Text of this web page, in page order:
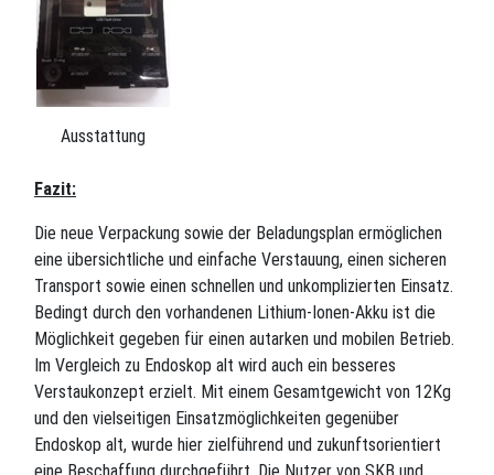
Ausstattung
Fazit:
Die neue Verpackung sowie der Beladungsplan ermöglichen
eine übersichtliche und einfache Verstauung, einen sicheren
Transport sowie einen schnellen und unkomplizierten Einsatz.
Bedingt durch den vorhandenen Lithium-Ionen-Akku ist die
Möglichkeit gegeben für einen autarken und mobilen Betrieb.
Im Vergleich zu Endoskop alt wird auch ein besseres
Verstaukonzept erzielt. Mit einem Gesamtgewicht von 12Kg
und den vielseitigen Einsatzmöglichkeiten gegenüber
Endoskop alt, wurde hier zielführend und zukunftsorientiert